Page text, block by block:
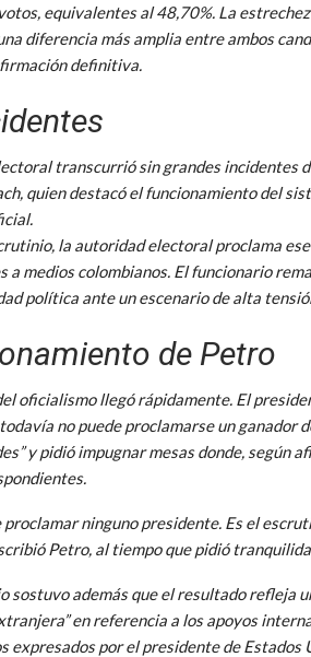
equivalentes al 48,70%. La
diferencia más amplia entre ambos
definitiva.
transcurrió sin grandes incidentes
quien destacó el funcionamiento del
la autoridad electoral proclama
a medios colombianos. El funcionario
política ante un escenario de alta
de Petro
oficialismo llegó rápidamente. El
no puede proclamarse un ganador
y pidió impugnar mesas donde, según
proclamar ninguno presidente. Es el
Petro, al tiempo que pidió
sostuvo además que el resultado refleja
en referencia a los apoyos
expresados por el presidente de